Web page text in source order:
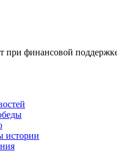
при финансовой
истории